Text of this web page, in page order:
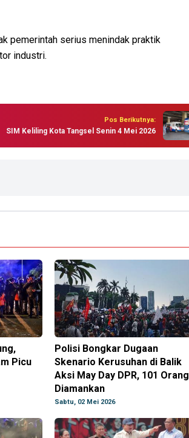
pemerintah serius menindak praktik
industri.
Pos Berikutnya:
SIM Keliling Kota Tangsel Senin 4 Mei 2026
Picu
Polisi Bongkar Dugaan
Skenario Kerusuhan di Balik
Aksi May Day DPR, 101 Orang
Diamankan
Sabtu, 02 Mei 2026